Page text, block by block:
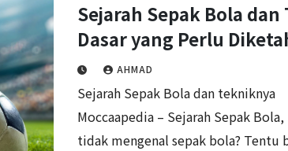
Sejarah Sepak Bola dan
Dasar yang Perlu
AHMAD
Sejarah Sepak Bola dan tekniknya
Moccaapedia – Sejarah Sepak Bola,
tidak mengenal sepak bola? Tentu